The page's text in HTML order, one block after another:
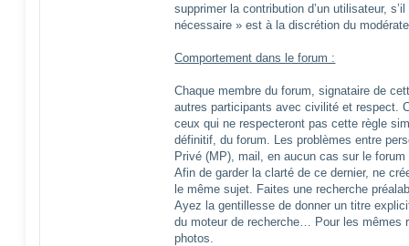
supprimer la contribution d’un utilisateur,
nécessaire » est à la discrétion du
Comportement dans le forum :
Chaque membre du forum, signataire de
autres participants avec civilité et respect.
ceux qui ne respecteront pas cette règle
définitif, du forum. Les problèmes entre
Privé (MP), mail, en aucun cas sur le forum
Afin de garder la clarté de ce dernier, ne
le même sujet. Faites une recherche
Ayez la gentillesse de donner un titre
du moteur de recherche… Pour les mêmes
photos.